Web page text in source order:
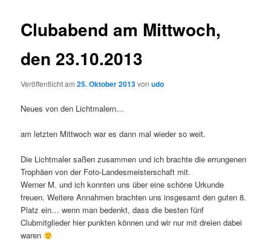
Clubabend am Mittwoch,
den 23.10.2013
Veröffentlicht am25. Oktober 2013vonudo
Neues von den Lichtmalern…
am letzten Mittwoch war es dann mal wieder so weit.
Die Lichtmaler saßen zusammen und ich brachte die errungenen
Trophäen von der Foto-Landesmeisterschaft mit.
Werner M. und ich konnten uns über eine schöne Urkunde
freuen. Weitere Annahmen brachten uns insgesamt den guten 8.
Platz ein… wenn man bedenkt, dass die besten fünf
Clubmitglieder hier punkten können und wir nur mit dreien dabei
waren